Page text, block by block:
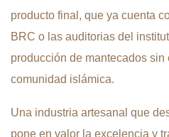
producto final, que ya cuenta
BRC o las auditorias del
producción de mantecados
comunidad islámica.
Una industria artesanal que
pone en valor la excelencia y